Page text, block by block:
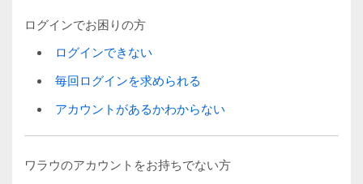
ログインでお困りの方
ログインできない
毎回ログインを求められる
アカウントがあるかわからない
ワラウのアカウントをお持ちでない方